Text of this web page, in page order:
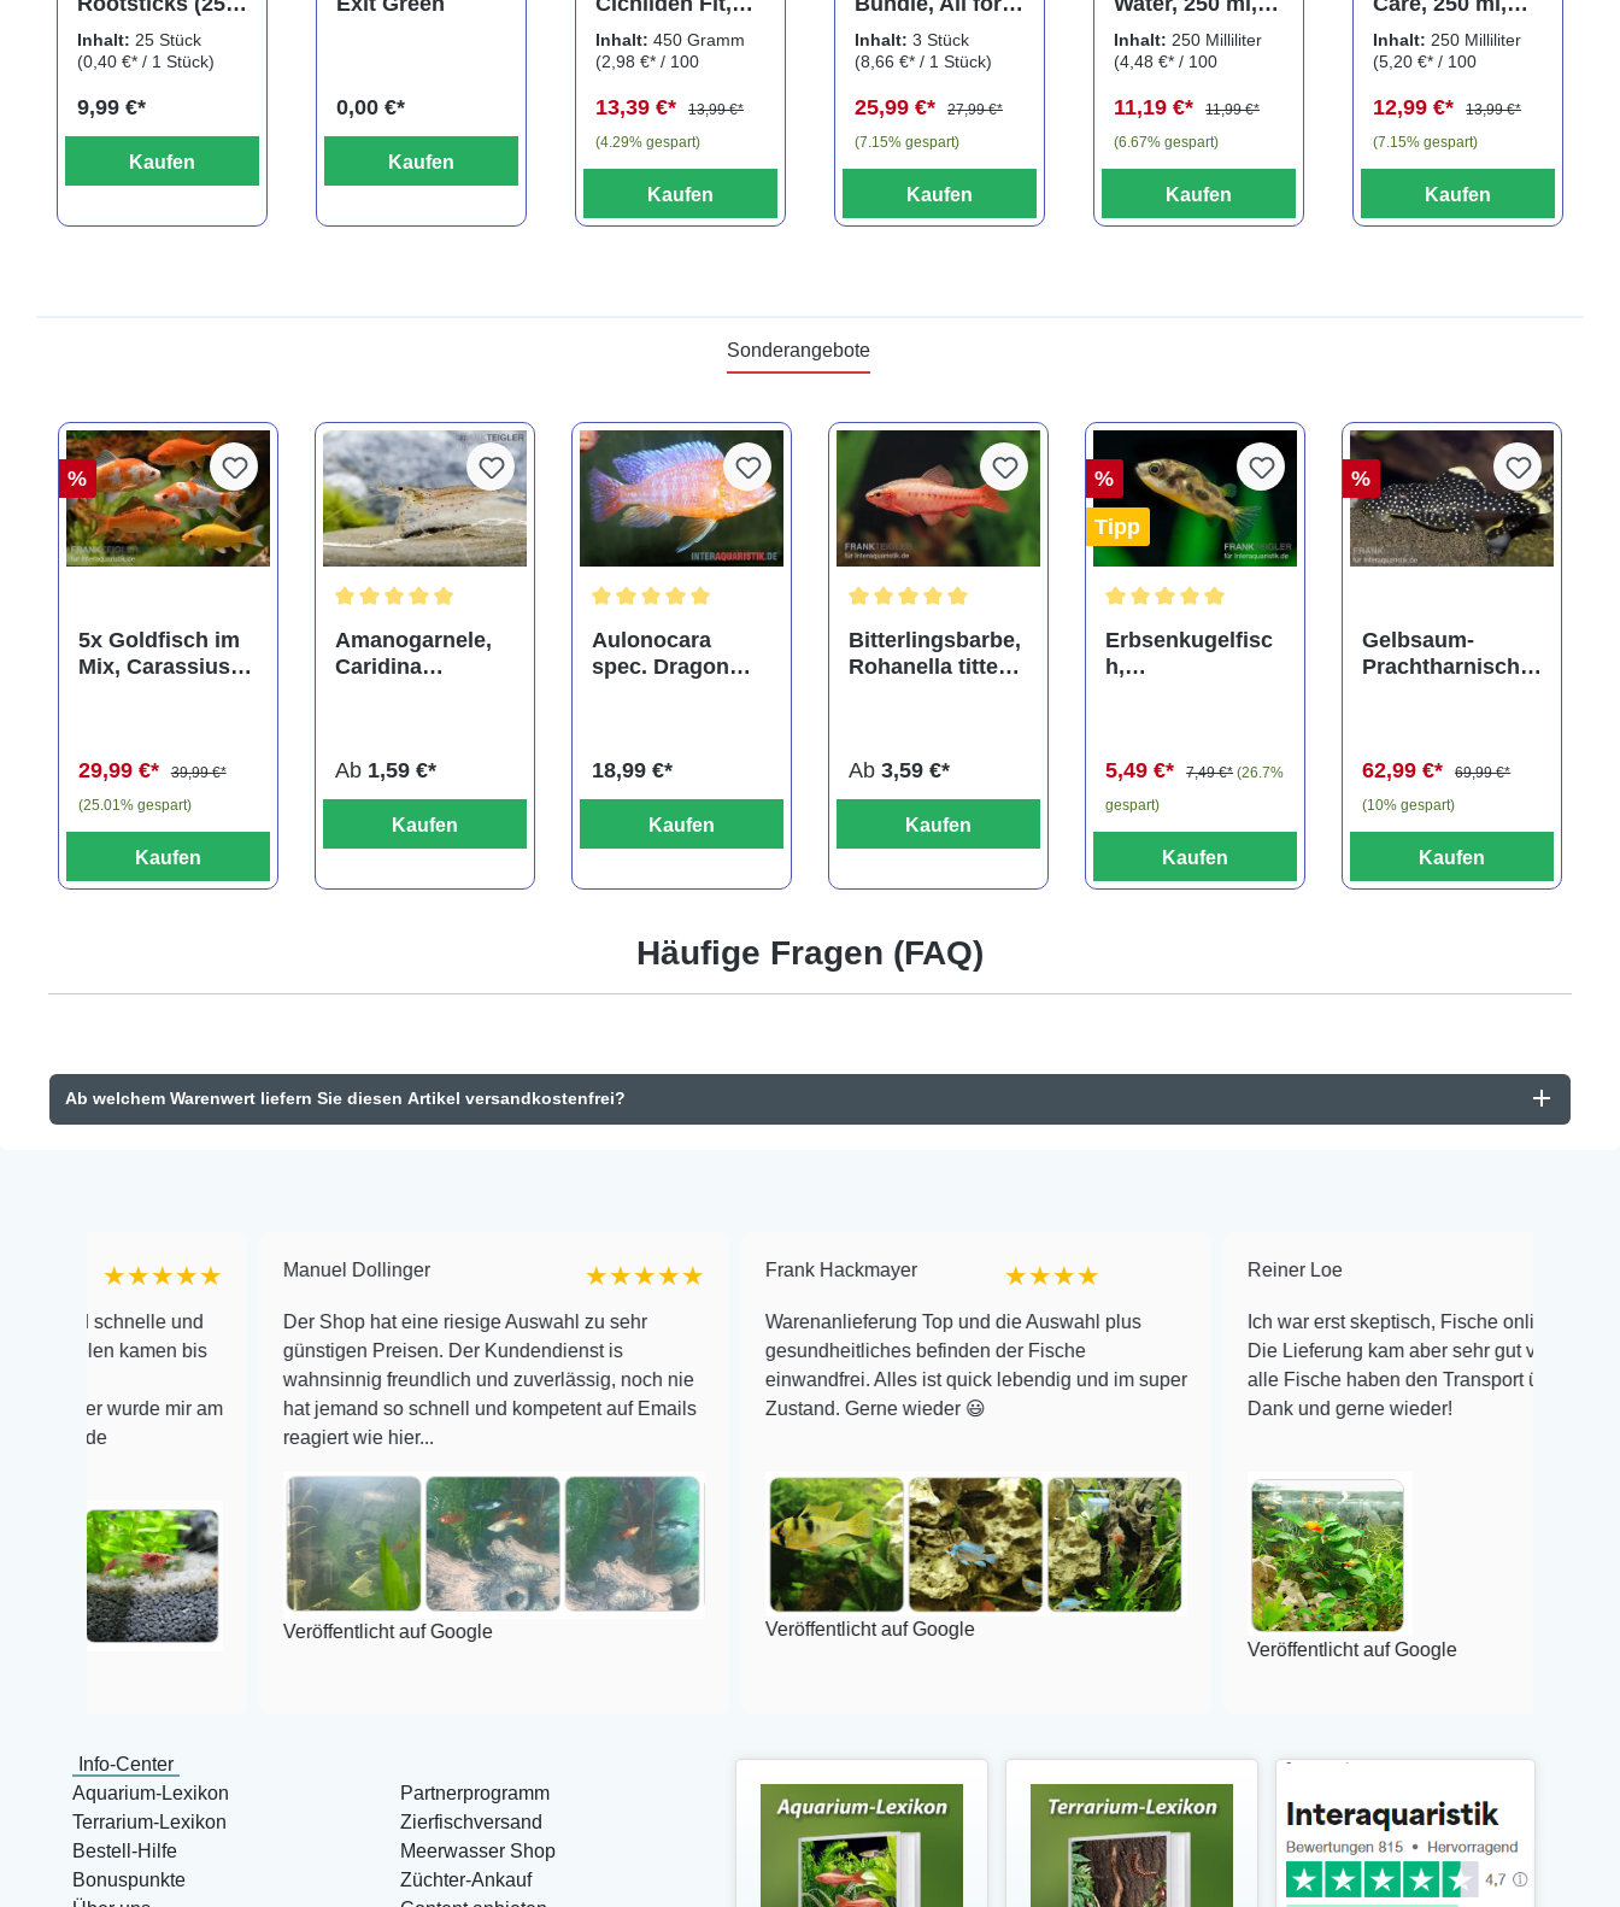
Sticks)
Inhalt: 25 Stück
(0,40 €* / 1 Stück)
9,99 €*
Kaufen
0,00 €*
Kaufen
450 g
Inhalt: 450 Gramm
(2,98 €* / 100
13,39 €*
13,99 €*
(4.29% gespart)
Kaufen
Betta, Pflegeset
für
teilig
Inhalt: 3 Stück
(8,66 €* / 1 Stück)
25,99 €*
27,99 €*
(7.15% gespart)
Kaufen
Wasseraufbereit
er für
Inhalt:250 Milliliter
(4,48 €* / 100
11,19 €*
11,99 €*
(6.67% gespart)
Kaufen
Wasserzusatz
für Kampffische
Inhalt:250 Milliliter
(5,20 €* / 100
12,99 €*
13,99 €*
(7.15% gespart)
Kaufen
Sonderangebote
%
5x Goldfisch im
Mix, Carassius
29,99 €*
39,99 €*
(25.01% gespart)
Kaufen
Amanogarnele,
Caridina
Ab 1,59 €*
Kaufen
Aulonocara
spec. Dragon
18,99 €*
Kaufen
Bitterlingsbarbe,
Rohanella titteya,
Ab 3,59 €*
Kaufen
%
Tipp
Erbsenkugelfisc
h,
5,49 €*
7,49 €* (26.7%
gespart)
Kaufen
%
Gelbsaum-
Prachtharnischw
62,99 €*
69,99 €*
(10% gespart)
Kaufen
Häufige Fragen (FAQ)
Ab welchem Warenwert liefern Sie diesen Artikel versandkostenfrei?
★★★★★
schnelle und
kamen bis
wurde mir am
Manuel Dollinger ★★★★★
Der Shop hat eine riesige Auswahl zu sehr
günstigen Preisen. Der Kundendienst is
wahnsinnig freundlich und zuverlässig, noch nie
hat jemand so schnell und kompetent auf Emails
reagiert wie hier...
Veröffentlicht auf Google
Frank Hackmayer ★★★★
Warenanlieferung Top und die Auswahl plus
gesundheitliches befinden der Fische
einwandfrei. Alles ist quick lebendig und im super
Zustand. Gerne wieder 😃
Veröffentlicht auf Google
Reiner Loe
Ich war erst skeptisch, Fische online zu bestellen!
Die Lieferung kam aber sehr gut verpackt an und
alle Fische haben den Transport überlebt! Vielen
Dank und gerne wieder!
Veröffentlicht auf Google
Info-Center
Aquarium-Lexikon
Terrarium-Lexikon
Bestell-Hilfe
Bonuspunkte
Partnerprogramm
Zierfischversand
Meerwasser Shop
Züchter-Ankauf